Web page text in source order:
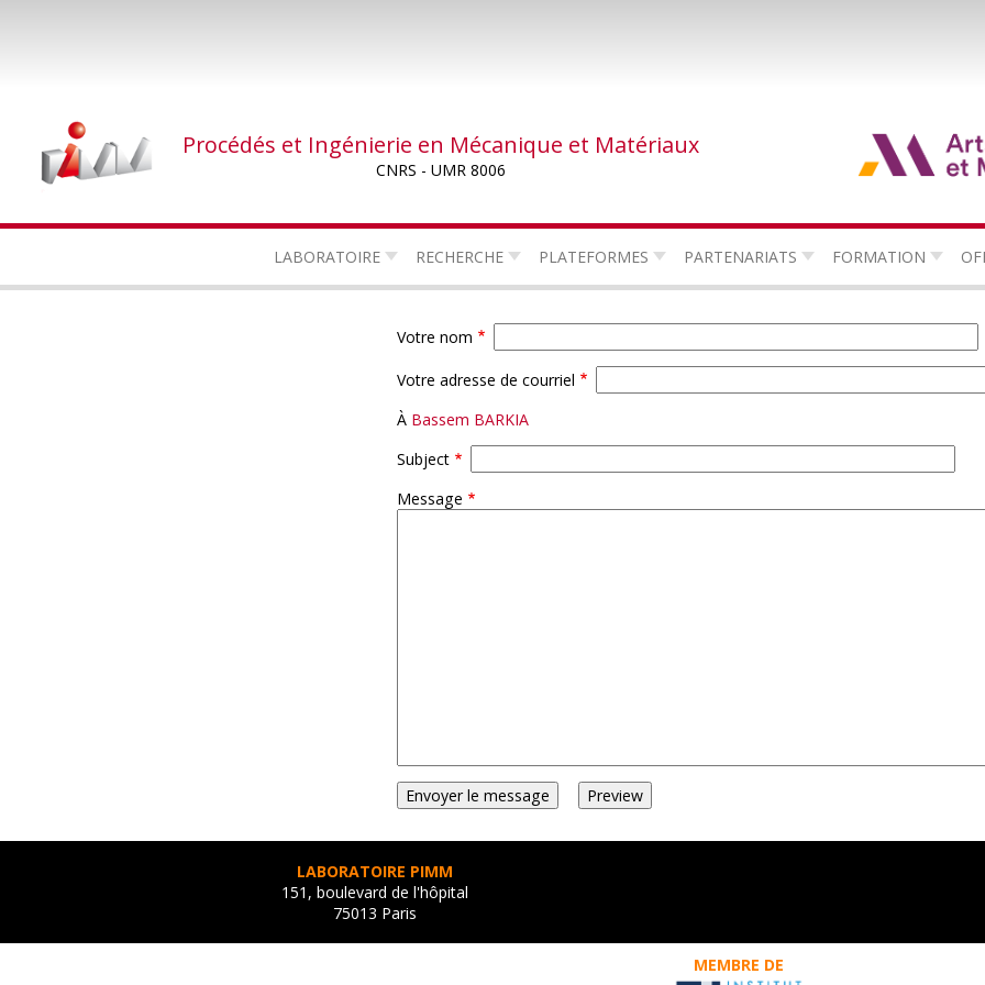
Procédés et Ingénierie en Mécanique et Matériaux
CNRS - UMR 8006
LABORATOIRE RECHERCHE PLATEFORMES PARTENARIATS FORMATION
Votre nom
Votre adresse de courriel
À Bassem BARKIA
Subject
Message
LABORATOIRE PIMM
151, boulevard de l'hôpital
75013 Paris
MEMBRE DE